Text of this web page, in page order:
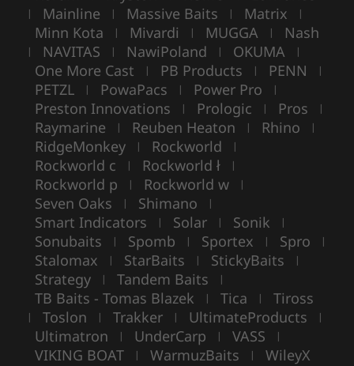
| Mainline | Massive Baits | Matrix |
Minn Kota | Mivardi | MUGGA | Nash
| NAVITAS | NawiPoland | OKUMA |
One More Cast | PB Products | PENN |
PETZL | PowaPacs | Power Pro |
Preston Innovations | Prologic | Pros |
Raymarine | Reuben Heaton | Rhino |
RidgeMonkey | Rockworld |
Rockworld c | Rockworld ł |
Rockworld p | Rockworld w |
Seven Oaks | Shimano |
Smart Indicators | Solar | Sonik |
Sonubaits | Spomb | Sportex | Spro |
Stalomax | StarBaits | StickyBaits |
Strategy | Tandem Baits |
TB Baits - Tomas Blazek | Tica | Tiross
| Toslon | Trakker | UltimateProducts |
Ultimatron | UnderCarp | VASS |
VIKING BOAT | WarmuzBaits | WileyX